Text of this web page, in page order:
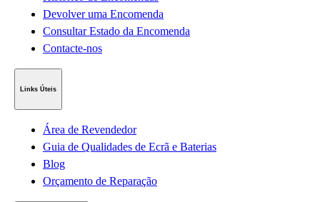
Devolver uma Encomenda
Consultar Estado da Encomenda
Contacte-nos
Links Úteis
Área de Revendedor
Guia de Qualidades de Ecrã e Baterias
Blog
Orçamento de Reparação